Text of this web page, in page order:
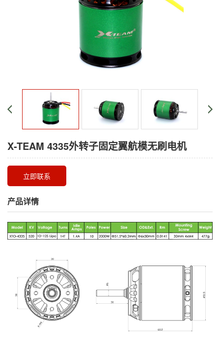
X-TEAM 4335外转子固定翼航模无刷电机
立即联系
产品详情